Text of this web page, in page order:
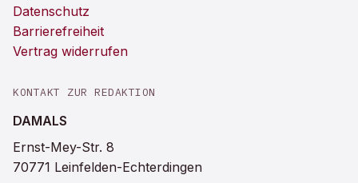
Datenschutz
Barrierefreiheit
Vertrag widerrufen
KONTAKT ZUR REDAKTION
DAMALS
Ernst-Mey-Str. 8
70771 Leinfelden-Echterdingen